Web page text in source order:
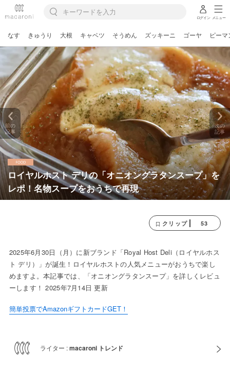
ログイン メニュー
なす きゅうり 大根 キャベツ そうめん ズッキーニ ゴーヤ ピーマ
ロイヤルホスト デリの「オニオングラタンスープ」を
レポ！名物スープをおうちで再現
前の
記事
次の
記事
クリップ 53
2025年6月30日（月）に新ブランド「Royal Host Deli（ロイヤルホス
ト デリ）」が誕生！ロイヤルホストの人気メニューがおうちで楽し
めますよ。本記事では、「オニオングラタンスープ」を詳しくレビュ
ーします！ 2025年7月14日 更新
簡単投票でAmazonギフトカードGET！
ライター :macaroni トレンド